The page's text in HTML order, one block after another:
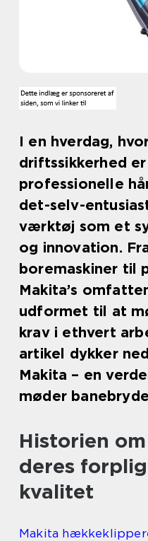
I en hverdag,
driftssikkerhed
professionelle
det-selv-
værktøj som et
og innovation.
boremaskiner til
Makita’s
udformet til at
krav i ethvert
artikel dykker
Makita – en
møder
Historien
deres
kvalitet
Makita